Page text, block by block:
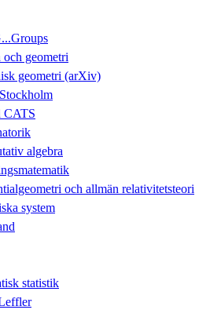
geometri
geometri (arXiv)
CATS
algebra
och allmän relativitetsteori
system
statistik